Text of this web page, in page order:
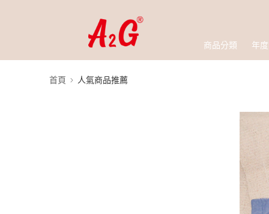
商品分類 年
首頁 人氣商品推薦